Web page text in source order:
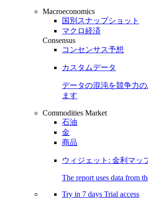
Macroeconomics
国別スナップショット
マクロ経済
Consensus
コンセンサス予想
カスタムデータ
データの混沌を競争力の
ます
Commodities Market
石油
金
商品
ウィジェット: 金利マッ
The report uses data from
Try in 7 days Trial access